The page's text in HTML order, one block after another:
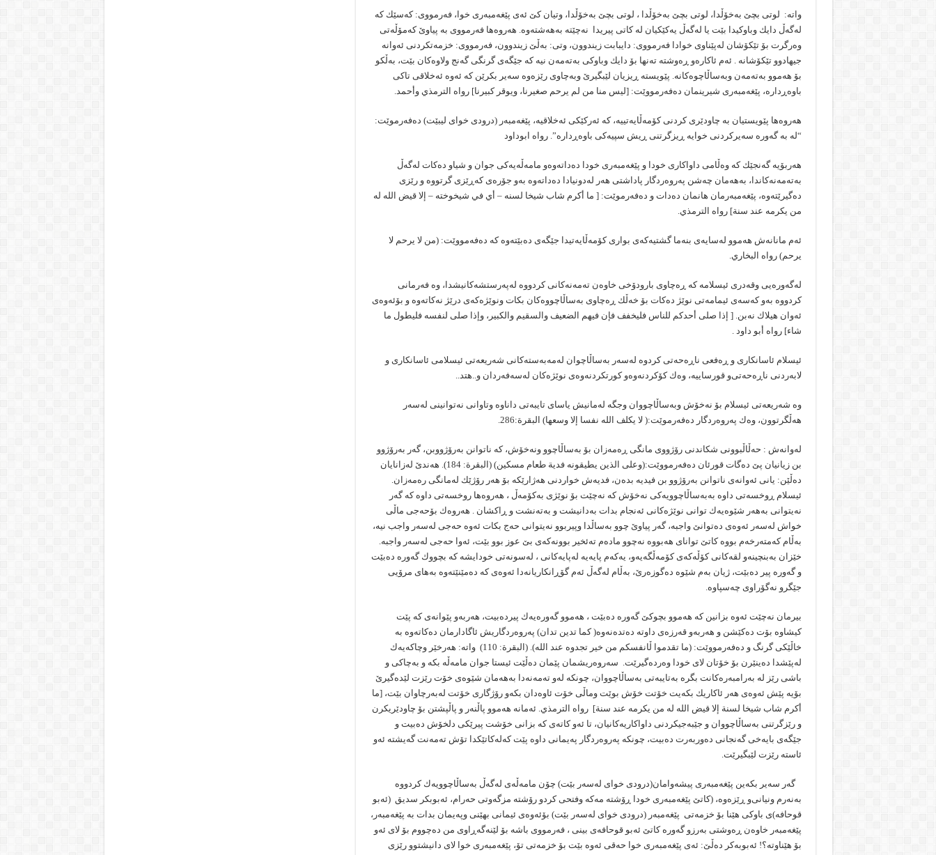
واتە: لوتی بچێ‌ بەخۆڵدا، لوتی بچێ‌ بەخۆڵدا ، لوتی بچێ‌ بەخۆڵدا، وتیان كێ‌ ئەی پێغەمبەری خوا، فەرمووی: كەسێك كە
لەگەڵ دایك وباوكیدا بێت یا لەگەڵ یەكێكیان لە كاتی پیریدا نەچێتە بەهەشتەوە. هەروەها فەرمووی بە پیاوێ‌ كەمۆڵەتی
وەرگرت بۆ تێكۆشان لەپێناوی خوادا فەرمووی: دایبابت زیندوون، وتی: بەڵێ‌ زیندوون، فەرمووی: خزمەتكردنی ئەوانە
جیهادوو تێكۆشانە . ئەم ئاكارەو ڕەوشتە تەنها بۆ دایك وباوكی بەتەمەن نیە كە جێگەی گرنگی گەنج ولاوەكان بێت، بەڵكو
بۆ هەموو بەتەمەن وبەساڵاچوەكانە. پێویستە ڕیزیان لێبگیرێ‌ وبەچاوی رێزەوە سەیر بكرێن كە ئەوە ئەخلاقی تاكی
باوەڕدارە، پێغەمبەری شیرینمان دەفەرمووێت: [لیس منا من لم یرحم صغیرنا، ویوقر كبیرنا] رواه الترمذي وأحمد.
هەروەها پێویستیان بە چاودێری كردنی كۆمەڵایەتییە، كە ئەركێكی ئەخلاقیە، پێغەمبەر (درودی خوای لیبێت) دەفەرموێت:
“لە بە گەورە سەیركردنی خوایە ڕیزگرتنی ڕیش سپیەكی باوەڕدارە”. رواه ابوداود
هەربۆیە گەنجێك كە وەڵامی داواكاری خودا و پێغەمبەری خودا دەداتەوەو مامەڵەیەكی جوان و شیاو دەكات لەگەڵ
بەتەمەنەكاندا، بەهەمان چەشن پەروەردگار پاداشتی هەر لەدونیادا دەداتەوە بەو جۆرەی كەڕێزی گرتووە و رێزی
دەگیرێتەوە، پێغەمبەرمان هانمان دەدات و دەفەرموێت: [ ما أكرم شاب شیخا لسنه – أي في شیخوخته – إلا قیض الله له
من یكرمه عند سنة] رواه الترمذي.
ئەم مانانەش هەموو لەسایەی بنەما گشتیەكەی بواری كۆمەڵایەتیدا جێگەی دەبێتەوە كە دەفەمووێت: (من لا یرحم لا
یرحم) رواه البخاري.
لەگەورەیی وقەدری ئیسلامە كە ڕەچاوی بارودۆخی خاوەن تەمەنەكانی كردووە لەپەرستشەكانیشدا، وە فەرمانی
كردووە بەو كەسەی ئیمامەتی نوێژ دەكات بۆ خەڵك ڕەچاوی بەساڵاچووەكان بكات ونوێژەكەی درێژ نەكاتەوە و بۆئەوەی
ئەوان هیلاك نەبن. [ إذا صلی أحدكم للناس فلیخفف فإن فیهم الضعیف والسقیم والكبیر، وإذا صلی لنفسه فلیطول ما
شا‌ء] رواه أبو داود .
ئیسلام ئاسانكاری و ڕەفعی ناڕەحەتی كردوە لەسەر بەساڵاچوان لەمەبەستەكانی شەریعەتی ئیسلامی ئاسانكاری و
لابەردنی ناڕەحەتی‌و قورساییە، وەك كۆكردنەوەو كورتكردنەوەی نوێژەكان لەسەفەردان و..هتد..
وە شەریعەتی ئیسلام بۆ نەخۆش وبەساڵاچووان وجگە لەمانیش یاسای تایبەتی داناوە وتاوانی نەتوانینی لەسەر
هەڵگرتوون، وەك پەروەردگار دەفەرموێت:( لا یكلف الله نفسا إلا وسعها) البقرة:286.
لەوانەش : حەڵاڵبوونی شكاندنی رۆژووی مانگی ڕەمەزان بۆ بەساڵاچوو ونەخۆش، كە ناتوانن بەرۆژووبن، گەر بەرۆژوو
بن زیانیان پێ‌ دەگات قورئان دەفەرمووێت:(وعلی الذین یطیقونه فدیة طعام مسكین) (البقرة: 184). هەندێ‌ لەزانایان
دەڵێن: یانی ئەوانەی ناتوانن بەرۆژوو بن فیدیە بدەن، فدیەش خواردنی هەژارێكە بۆ هەر رۆژێك لەمانگی رەمەزان.
ئیسلام ڕوخسەتی داوە بەبەساڵاچوویەكی نەخۆش كە نەچێت بۆ نوێژی بەكۆمەڵ ، هەروەها روخسەتی داوە كە گەر
نەیتوانی بەهەر شێوەیەك توانی نوێژەكانی ئەنجام بدات بەدانیشت و بەتەنشت و ڕاكشان . هەروەك بۆحەجی ماڵی
خواش لەسەر ئەوەی دەتوانێ‌ واجبە، گەر پیاوێ‌ چوو بەساڵدا وپیربوو نەیتوانی حەج بكات ئەوە حەجی لەسەر واجب نیە،
بەڵام كەمتەرخەم بووە كاتێ‌ توانای هەبووە نەچوو مادەم تەئخیر بوونەكەی بێ‌ عوز بوو بێت، ئەوا حەجی لەسەر واجبە.
خێزان بەبنچینەو لقەكانی كۆڵەكەی كۆمەڵگەیە‌و، یەكەم پایەیە لەپایەكانی ، لەسونەتی خودایشە كە بچووك گەورە دەبێت
و گەورە پیر دەبێت، ژیان بەم شێوە دەگوزەرێ‌، بەڵام لەگەڵ ئەم گۆڕانكاریانەدا ئەوەی كە دەمێنێتەوە بەهای مرۆیی
جێگرو نەگۆراوی چەسپاوە.
بیرمان نەچێت ئەوە بزانین كە هەموو بچوكێ‌ گەورە دەبێت ، هەموو گەورەیەك پیردەبیت، هەربەو پێوانەی كە پێت
كیشاوە بۆت دەكێشن و هەربەو قەرزەی داوتە دەتدەنەوە( كما تدین تدان) پەروەردگاریش ئاگادارمان دەكاتەوە بە
خاڵێكی گرنگ و دەفەرمووێت: (ما تقدموا ڵانفسكم من خیر تجدوه عند الله). (البقرة: 110) واتە: هەرخێر وچاكەیەك
لەپێشدا دەینێرن بۆ خۆتان لای خودا وەردەگیرێت. سەروەریشمان پێمان دەڵێت ئیستا جوان مامەڵە بكە و بەچاكی و
باشی رێز لە بەرامبەرەكانت بگرە بەتایبەتی بەساڵاچووان، چونكە لەو تەمەنەدا بەهەمان شێوەی خۆت رێزت لێدەگیرێ‌
بۆیە پێش ئەوەی هەر ئاكاریك بكەیت خۆتت خۆش بوێت وماڵی خۆت ئاوەدان بكەو رۆژگاری خۆتت لەبەرچاوان بێت، [ما
أكرم شاب شیخا لسنة إلا قیض الله له من یكرمه عند سنة] رواه الترمذي. ئەمانە هەموو پاڵنەر و پاڵپشتن بۆ چاودێریكرن
و رێزگرتنی بەساڵاچووان و جێبەجیكردنی داواكاریەكانیان، تا ئەو كاتەی كە بزانی خۆشت پیرێكی دلخۆش دەبیت و
جێگەی بایەخی گەنجانی دەوربەرت دەبیت، چونكە پەروەردگار پەیمانی داوە پێت كەلەكاتێكدا تۆش تەمەنت گەیشتە ئەو
ئاستە رێزت لێبگیرێت.
گەر سەیر بكەین پێغەمبەری پیشەوامان(درودی خوای لەسەر بێت) چۆن مامەڵەی لەگەڵ بەساڵاچوویەك كردووە
بەنەرم ونیانی‌و ڕێزەوە، (كاتێ‌ پێغەمبەری خودا ڕۆشتە مەكە وفتحی كردو رۆشتە مزگەوتی حەرام، ئەبوبكر سدیق (ئەبو
قوحافە)ی باوكی هێنا بۆ خزمەتی پێغەمبەر (درودی خوای لەسەر بێت) بۆئەوەی ئیمانی بهێنی وپەیمان بدات بە پێغەمبەر،
پێغەمبەر خاوەن ڕەوشتی بەرزو گەورە كاتێ‌ ئەبو قوحافەی بینی ، فەرمووی باشە بۆ لێنەگەڕاوی من دەچووم بۆ لای ئەو
بۆ هێناوتە؟! ئەبوبەكر دەڵێ‌: ئەی پێغەمبەری خوا حەقی ئەوە بێت بۆ خزمەتی تۆ، پێغەمبەری خوا لای دانیشتوو رێزی